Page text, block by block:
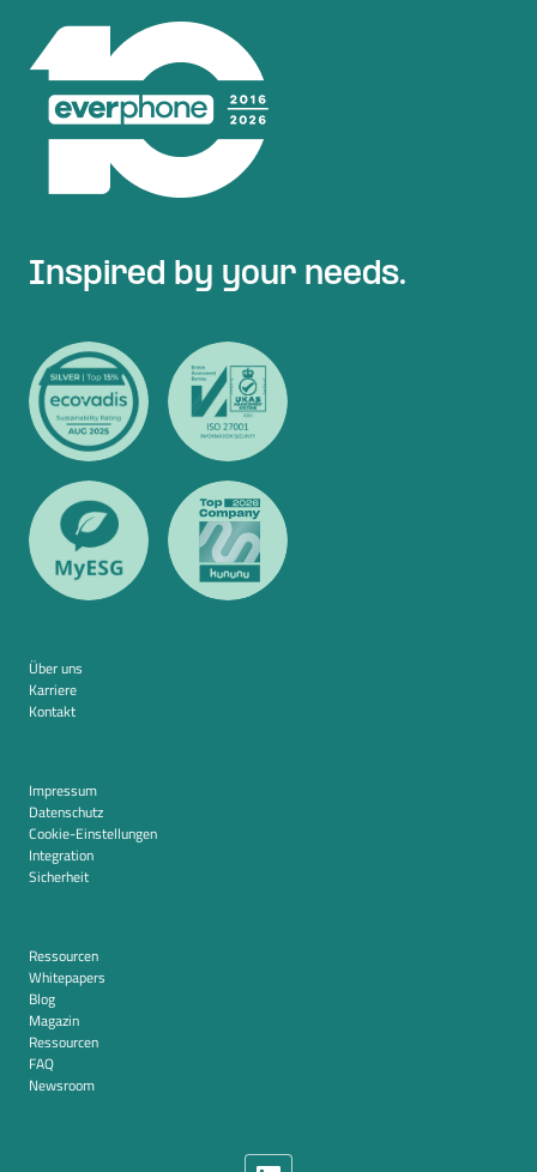
Inspired by your needs.
Über uns
Karriere
Kontakt
Impressum
Datenschutz
Cookie-Einstellungen
Integration
Sicherheit
Ressourcen
Whitepapers
Blog
Magazin
Ressourcen
FAQ
Newsroom